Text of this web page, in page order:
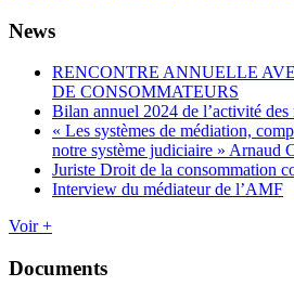
News
RENCONTRE ANNUELLE
DE CONSOMMATEURS
Bilan annuel 2024 de l’activité
« Les systèmes de médiation,
notre système judiciaire » Arnaud
Juriste Droit de la consommation
Interview du médiateur de l’AMF
Voir +
Documents